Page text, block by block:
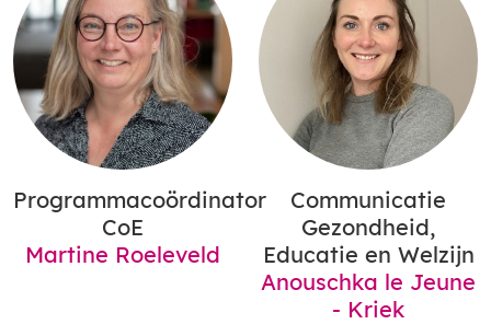
Programmacoördinator
CoE
Martine Roeleveld
Communicatie
Gezondheid,
Educatie en Welzijn
Anouschka le Jeune
- Kriek